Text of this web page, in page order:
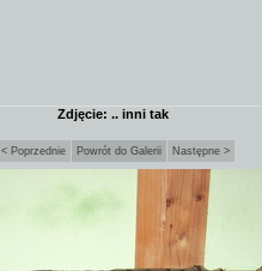
Zdjęcie: .. inni tak
< Poprzednie Powrót do Galerii Następne >